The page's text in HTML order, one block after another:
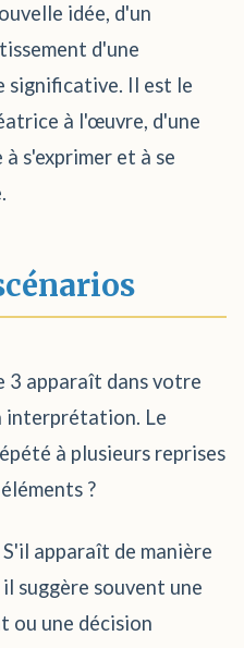
idée, d'un
d'une
Il est le
à l'œuvre, d'une
s'exprimer et à se
3 apparaît dans votre
interprétation. Le
à plusieurs reprises
?
S'il apparaît de manière
suggère souvent une
ou une décision